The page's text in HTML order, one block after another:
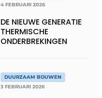
4 FEBRUARI 2026
DE NIEUWE GENERATIE
THERMISCHE
ONDERBREKINGEN
DUURZAAM BOUWEN
3 FEBRUARI 2026